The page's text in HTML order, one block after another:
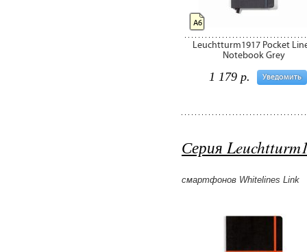
Leuchtturm1917 Pocket
Notebook Grey
Уведомить
1 179 р.
А6
Серия
смартфонов Whitelines Link